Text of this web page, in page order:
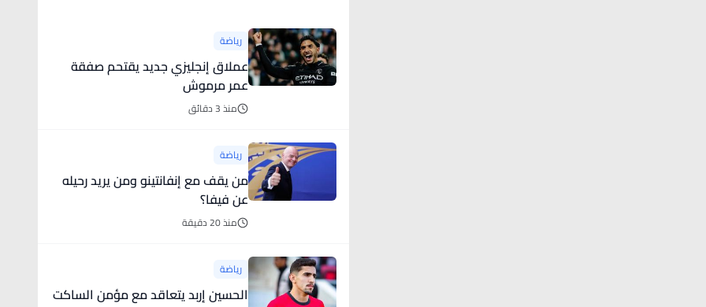
رياضة
عملاق إنجليزي جديد يقتحم صفقة
عمر مرموش
منذ 3 دقائق
رياضة
من يقف مع إنفانتينو ومن يريد رحيله
عن فيفا؟
منذ 20 دقيقة
رياضة
الحسين إربد يتعاقد مع مؤمن الساكت